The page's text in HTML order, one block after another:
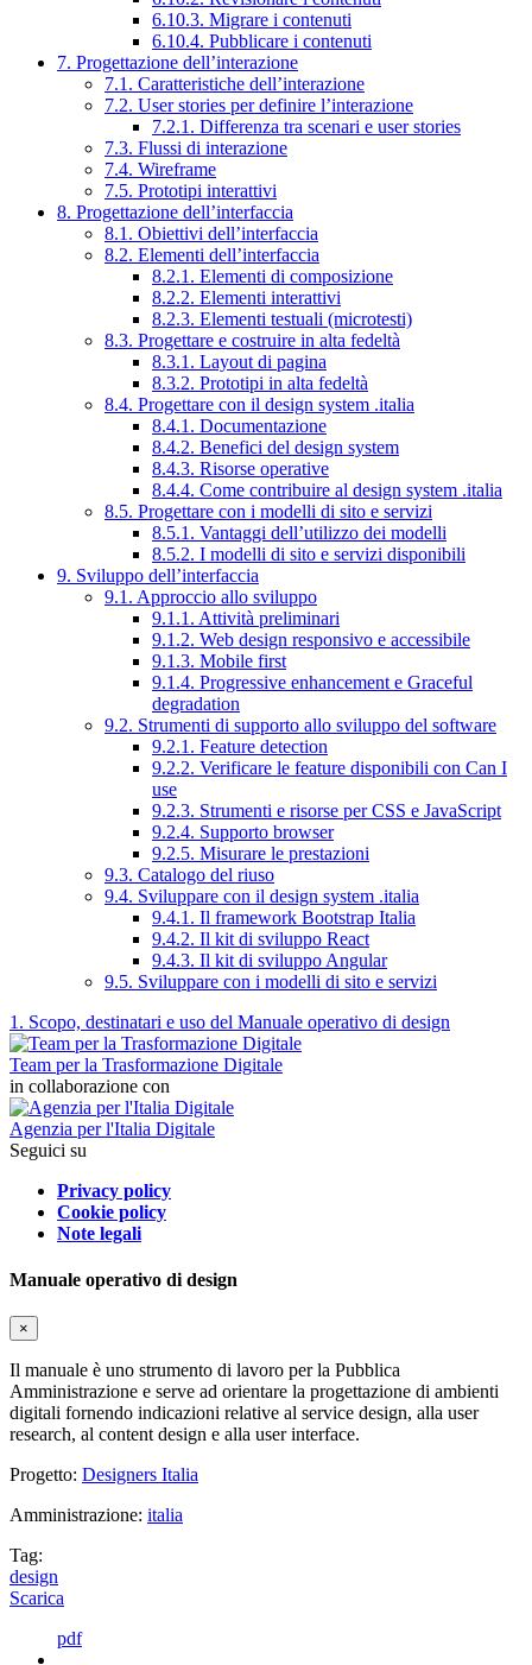
6.10.3. Migrare i contenuti
6.10.4. Pubblicare i contenuti
7. Progettazione dell’interazione
7.1. Caratteristiche dell’interazione
7.2. User stories per definire l’interazione
7.2.1. Differenza tra scenari e user stories
7.3. Flussi di interazione
7.4. Wireframe
7.5. Prototipi interattivi
8. Progettazione dell’interfaccia
8.1. Obiettivi dell’interfaccia
8.2. Elementi dell’interfaccia
8.2.1. Elementi di composizione
8.2.2. Elementi interattivi
8.2.3. Elementi testuali (microtesti)
8.3. Progettare e costruire in alta fedeltà
8.3.1. Layout di pagina
8.3.2. Prototipi in alta fedeltà
8.4. Progettare con il design system .italia
8.4.1. Documentazione
8.4.2. Benefici del design system
8.4.3. Risorse operative
8.4.4. Come contribuire al design system .italia
8.5. Progettare con i modelli di sito e servizi
8.5.1. Vantaggi dell’utilizzo dei modelli
8.5.2. I modelli di sito e servizi disponibili
9. Sviluppo dell’interfaccia
9.1. Approccio allo sviluppo
9.1.1. Attività preliminari
9.1.2. Web design responsivo e accessibile
9.1.3. Mobile first
9.1.4. Progressive enhancement e Graceful
degradation
9.2. Strumenti di supporto allo sviluppo del software
9.2.1. Feature detection
9.2.2. Verificare le feature disponibili con Can I
use
9.2.3. Strumenti e risorse per CSS e JavaScript
9.2.4. Supporto browser
9.2.5. Misurare le prestazioni
9.3. Catalogo del riuso
9.4. Sviluppare con il design system .italia
9.4.1. Il framework Bootstrap Italia
9.4.2. Il kit di sviluppo React
9.4.3. Il kit di sviluppo Angular
9.5. Sviluppare con i modelli di sito e servizi
1. Scopo, destinatari e uso del Manuale operativo di design
Team per la Trasformazione Digitale
in collaborazione con
Agenzia per l'Italia Digitale
Seguici su
Privacy policy
Cookie policy
Note legali
Manuale operativo di design
×
Il manuale è uno strumento di lavoro per la Pubblica
Amministrazione e serve ad orientare la progettazione di ambienti
digitali fornendo indicazioni relative al service design, alla user
research, al content design e alla user interface.
Progetto: Designers Italia
Amministrazione: italia
Tag:
design
Scarica
pdf